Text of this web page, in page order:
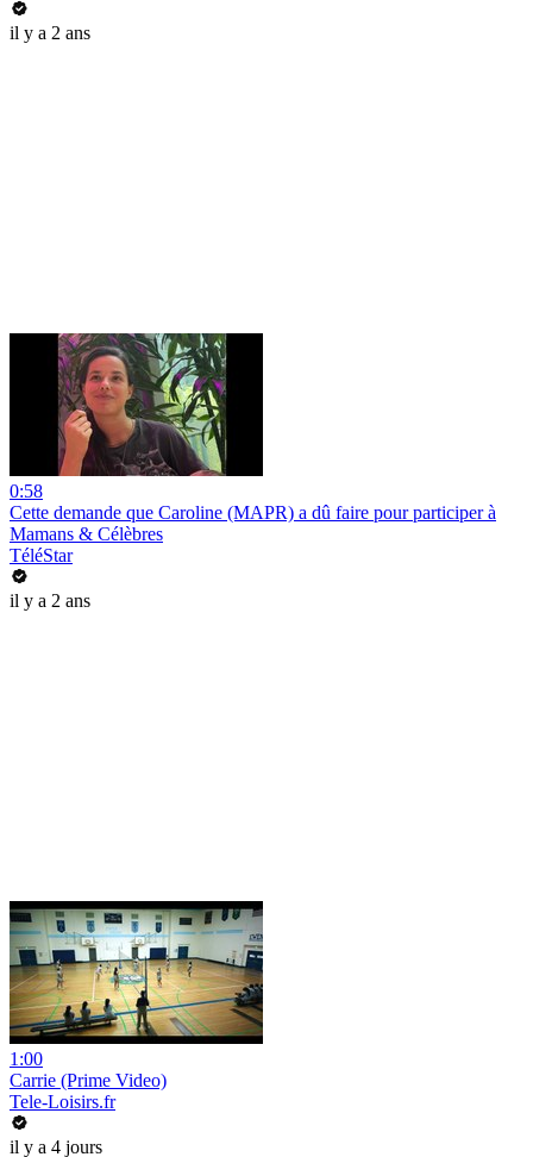
il y a 2 ans
0:58
Cette demande que Caroline (MAPR) a dû faire pour participer à
Mamans & Célèbres
TéléStar
il y a 2 ans
1:00
Carrie (Prime Video)
Tele-Loisirs.fr
il y a 4 jours